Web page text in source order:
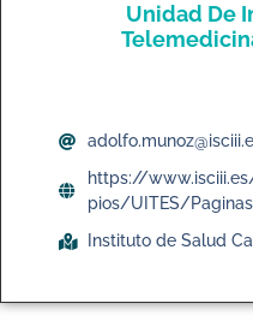
Unidad De
https://
pios/UITES/
Instituto de Salud